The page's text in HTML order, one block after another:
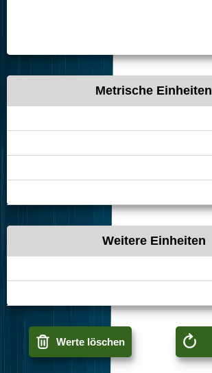
Metrische Einheiten
Weitere Einheiten
Werte löschen